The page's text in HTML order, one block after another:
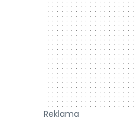
Reklama